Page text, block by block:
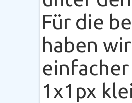
Für die
haben
1x1px